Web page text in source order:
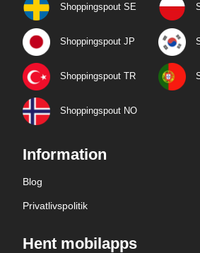
Shoppingspout SE
Shoppingspout JP
Shoppingspout TR
Shoppingspout NO
Information
Blog
Privatlivspolitik
Hent mobilapps